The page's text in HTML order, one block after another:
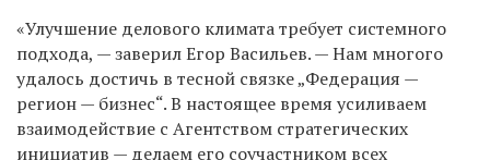
«Улучшение делового климата требует системного
подхода, — заверил Егор Васильев. — Нам многого
удалось достичь в тесной связке „Федерация —
регион — бизнес“. В настоящее время усиливаем
взаимодействие с Агентством стратегических
инициатив — делаем его соучастником всех